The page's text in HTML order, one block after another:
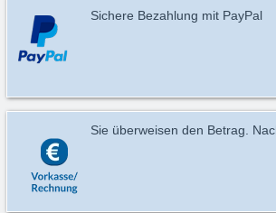
Sichere Bezahlung mit PayPal
Sie überweisen den Betrag.